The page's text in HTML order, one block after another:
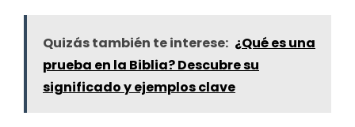
Quizás también te interese: ¿Qué es una
prueba en la Biblia? Descubre su
significado y ejemplos clave